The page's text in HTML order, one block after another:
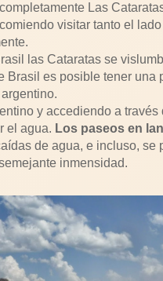
Las
visitar tanto el
las Cataratas se
Brasil es posible tener
y accediendo a
el agua. Los paseos en
de agua, e incluso,
inmensidad.